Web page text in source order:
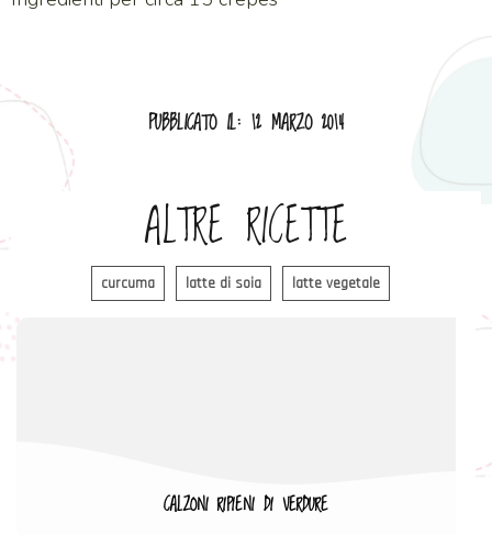
PUBBLICATO IL: 12 MARZO 2014
ALTRE RICETTE
curcuma latte di soia latte vegetale
CALZONI RIPIENI DI VERDURE